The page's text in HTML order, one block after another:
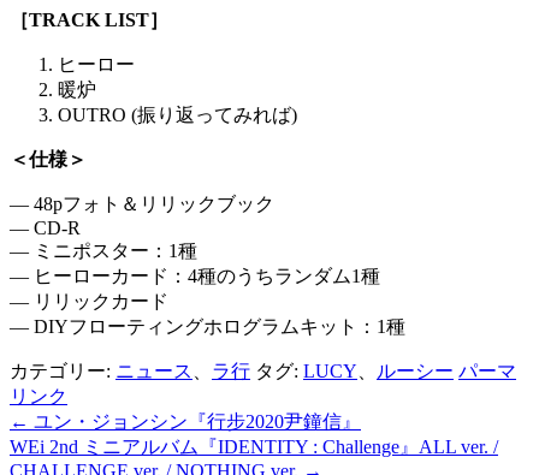
［TRACK LIST］
ヒーロー
暖炉
OUTRO (振り返ってみれば)
＜仕様＞
― 48pフォト＆リリックブック
― CD-R
― ミニポスター：1種
― ヒーローカード：4種のうちランダム1種
― リリックカード
― DIYフローティングホログラムキット：1種
カテゴリー: ニュース ラ行 タグ: LUCY ルーシー パーマ
リンク
投
稿
← ユン・ジョンシン『行步2020尹鐘信』
WEi 2nd ミニアルバム『IDENTITY : Challenge』ALL ver. /
CHALLENGE ver. / NOTHING ver. →